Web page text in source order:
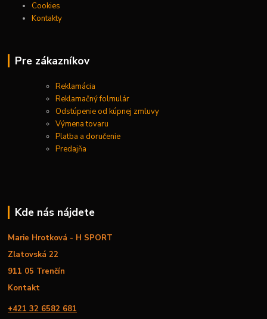
Cookies
Kontakty
Pre zákazníkov
Reklamácia
Reklamačný folmulár
Odstúpenie od kúpnej zmluvy
Výmena tovaru
Platba a doručenie
Predajňa
Kde nás nájdete
Marie Hrotková - H SPORT
Zlatovská 22
911 05 Trenčín
Kontakt
+421 32 6582 681